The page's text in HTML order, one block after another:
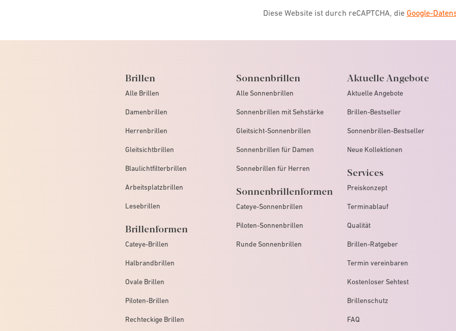
Diese Website ist durch reCAPTCHA, die Google-
Brillen
Alle Brillen
Damenbrillen
Herrenbrillen
Gleitsichtbrillen
Blaulichtfilterbrillen
Arbeitsplatzbrillen
Lesebrillen
Brillenformen
Cateye-Brillen
Halbrandbrillen
Ovale Brillen
Piloten-Brillen
Rechteckige Brillen
Sonnenbrillen
Alle Sonnenbrillen
Sonnenbrillen mit Sehstärke
Gleitsicht-Sonnenbrillen
Sonnenbrillen für Damen
Sonnebrillen für Herren
Sonnenbrillenformen
Cateye-Sonnenbrillen
Piloten-Sonnenbrillen
Runde Sonnenbrillen
Aktuelle Angebote
Aktuelle Angebote
Brillen-Bestseller
Sonnenbrillen-Bestseller
Neue Kollektionen
Services
Preiskonzept
Terminablauf
Qualität
Brillen-Ratgeber
Termin vereinbaren
Kostenloser Sehtest
Brillenschutz
FAQ